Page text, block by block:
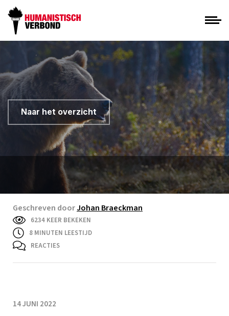
Naar het overzicht
Geschreven doorJohan Braeckman
6234 KEER BEKEKEN
8 MINUTEN LEESTIJD
REACTIES
14 JUNI 2022